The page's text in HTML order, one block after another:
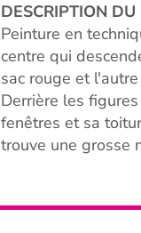
DESCRIPTION DU
Peinture en
centre qui
sac rouge et
Derrière les
fenêtres et sa
trouve une grosse